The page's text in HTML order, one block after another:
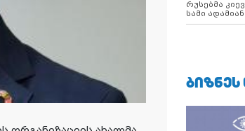
რუსებმა
სამი
ᲑᲘᲖᲜᲔᲡ